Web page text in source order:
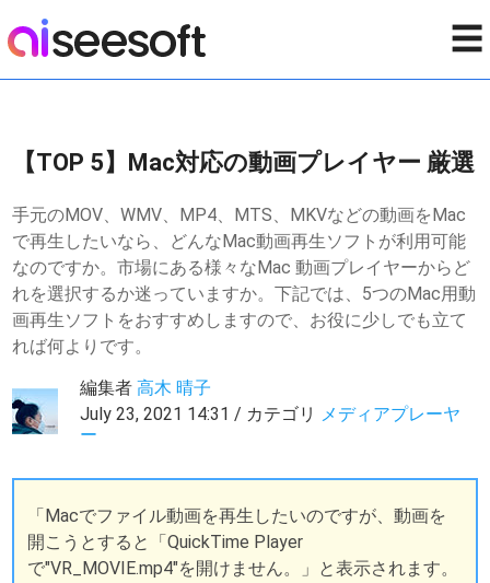
☰
【TOP 5】Mac対応の動画プレイヤー 厳選
手元のMOV、WMV、MP4、MTS、MKVなどの動画をMac
で再生したいなら、どんなMac動画再生ソフトが利用可能
なのですか。市場にある様々なMac 動画プレイヤーからど
れを選択するか迷っていますか。下記では、5つのMac用動
画再生ソフトをおすすめしますので、お役に少しでも立て
れば何よりです。
編集者高木 晴子
July 23, 2021 14:31 / カテゴリ メディアプレーヤ
ー
「Macでファイル動画を再生したいのですが、動画を
開こうとすると「QuickTime Player
で"VR_MOVIE.mp4"を開けません。」と表示されます。